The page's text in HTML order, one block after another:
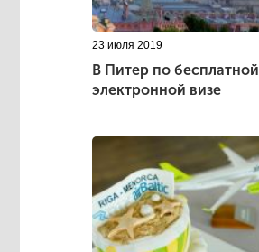
23 июля 2019
В Питер по бесплатной
электронной визе